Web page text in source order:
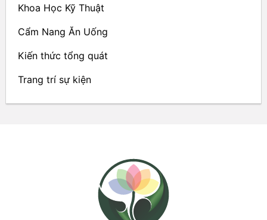
Khoa Học Kỹ Thuật
Cẩm Nang Ăn Uống
Kiến thức tổng quát
Trang trí sự kiện